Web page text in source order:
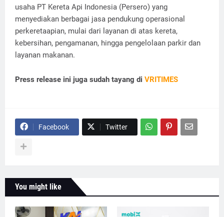
usaha PT Kereta Api Indonesia (Persero) yang
menyediakan berbagai jasa pendukung operasional
perkeretaapian, mulai dari layanan di atas kereta,
kebersihan, pengamanan, hingga pengelolaan parkir dan
layanan makanan.
Press release ini juga sudah tayang di VRITIMES
Facebook Twitter
You might like